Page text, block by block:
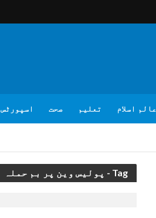
عالم اسلام تعلیم صحت اسپورٹس
Tag - پولیس وین پر بم حملہ